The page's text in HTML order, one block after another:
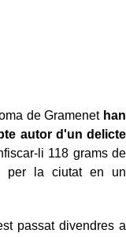
de Gramenet han
autor d'un delicte
li 118 grams de
per la ciutat en un
passat divendres a